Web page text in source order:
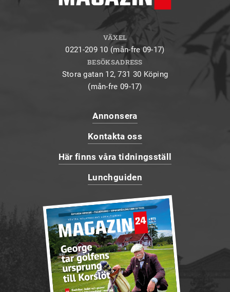
VÄXEL
0221-209 10 (mån-fre 09-17)
BESÖKSADRESS
Stora gatan 12, 731 30 Köping
(mån-fre 09-17)
Annonsera
Kontakta oss
Här finns våra tidningsställ
Lunchguiden